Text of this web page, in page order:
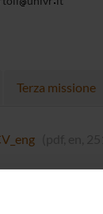
Terza missione
Economics at